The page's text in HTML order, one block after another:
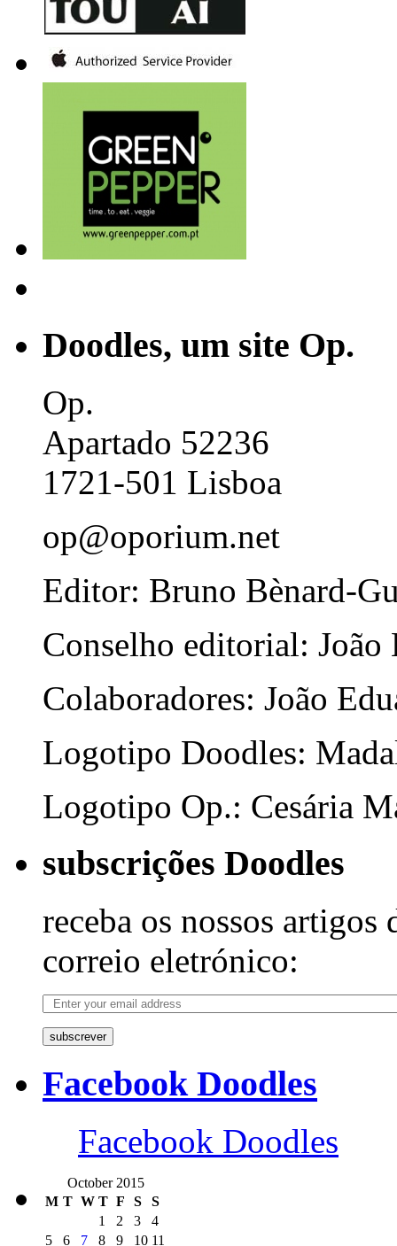
Doodles, um site Op.
Op.
Apartado 52236
1721-501 Lisboa
op@oporium.net
Editor: Bruno Bènard-
Conselho editorial: João
Colaboradores: João
Logotipo Doodles:
Logotipo Op.: Cesária
subscrições Doodles
receba os nossos artigos
correio eletrónico:
subscrever
Facebook Doodles
Facebook Doodles
October 2015
M T W T F S
S
1
2 3
4
5
6 7 8 9 10 11